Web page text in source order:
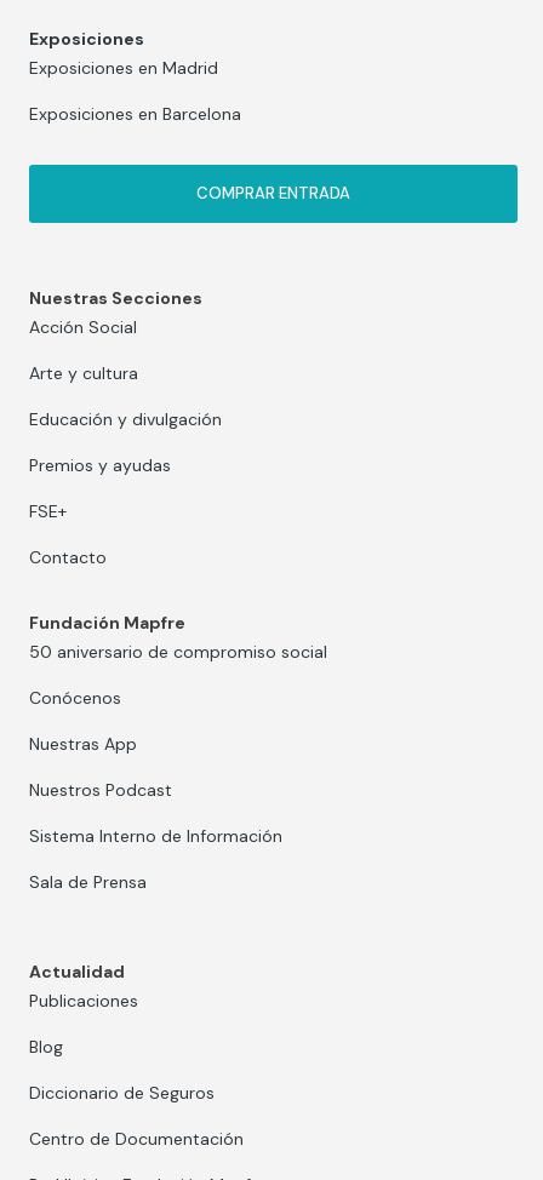
Exposiciones
Exposiciones en Madrid
Exposiciones en Barcelona
COMPRAR ENTRADA
Nuestras Secciones
Acción Social
Arte y cultura
Educación y divulgación
Premios y ayudas
FSE+
Contacto
Fundación Mapfre
50 aniversario de compromiso social
Conócenos
Nuestras App
Nuestros Podcast
Sistema Interno de Información
Sala de Prensa
Actualidad
Publicaciones
Blog
Diccionario de Seguros
Centro de Documentación